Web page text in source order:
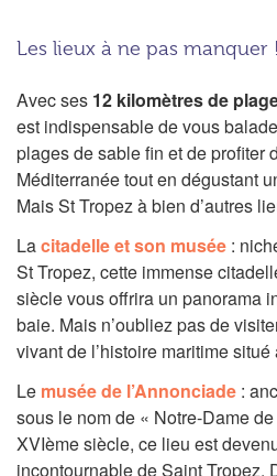
Les lieux à ne pas manquer !
Avec ses 12 kilomètres de
est indispensable de vous
plages de sable fin et de profiter
Méditerranée tout en dégustant
Mais St Tropez à bien d’autres
Lacitadelle et son musée :
St Tropez, cette immense
siècle vous offrira un panorama
baie. Mais n’oubliez pas de
vivant de l’histoire maritime
Le musée de l’Annonciade :
sous le nom de « Notre-Dame
XVIème siècle, ce lieu est
incontournable de Saint Tropez.